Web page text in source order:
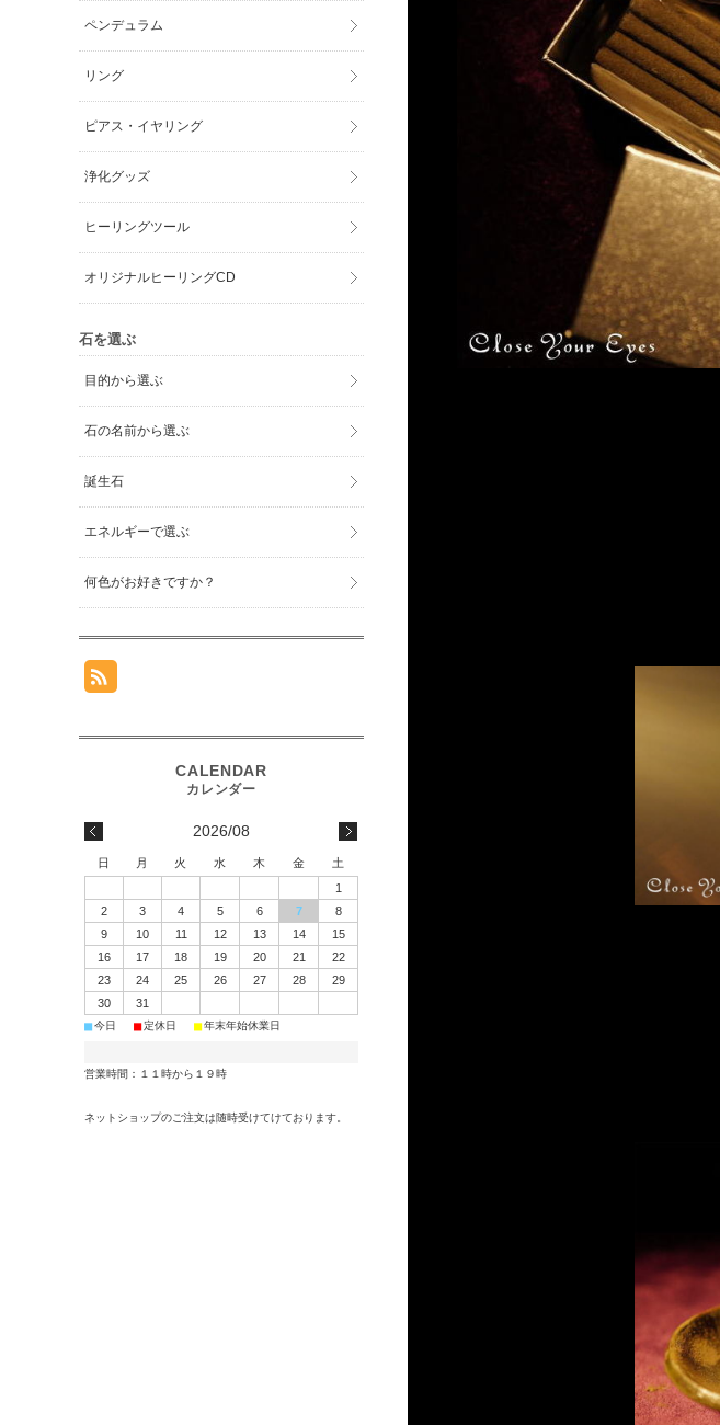
ペンデュラム
リング
ピアス・イヤリング
浄化グッズ
ヒーリングツール
オリジナルヒーリングCD
石を選ぶ
目的から選ぶ
石の名前から選ぶ
誕生石
エネルギーで選ぶ
何色がお好きですか？
2026/08
日 月 火 水 木 金
土
1
2
3 4 5 6 7
8
9
10 11 12 13 14
15
16
17 18 19 20 21
22
23
24 25 26 27 28
29
30
31
■今日 ■定休日 ■年末年始休業日
営業時間：１１時から１９時
ネットショップのご注文は随時受けてけております。